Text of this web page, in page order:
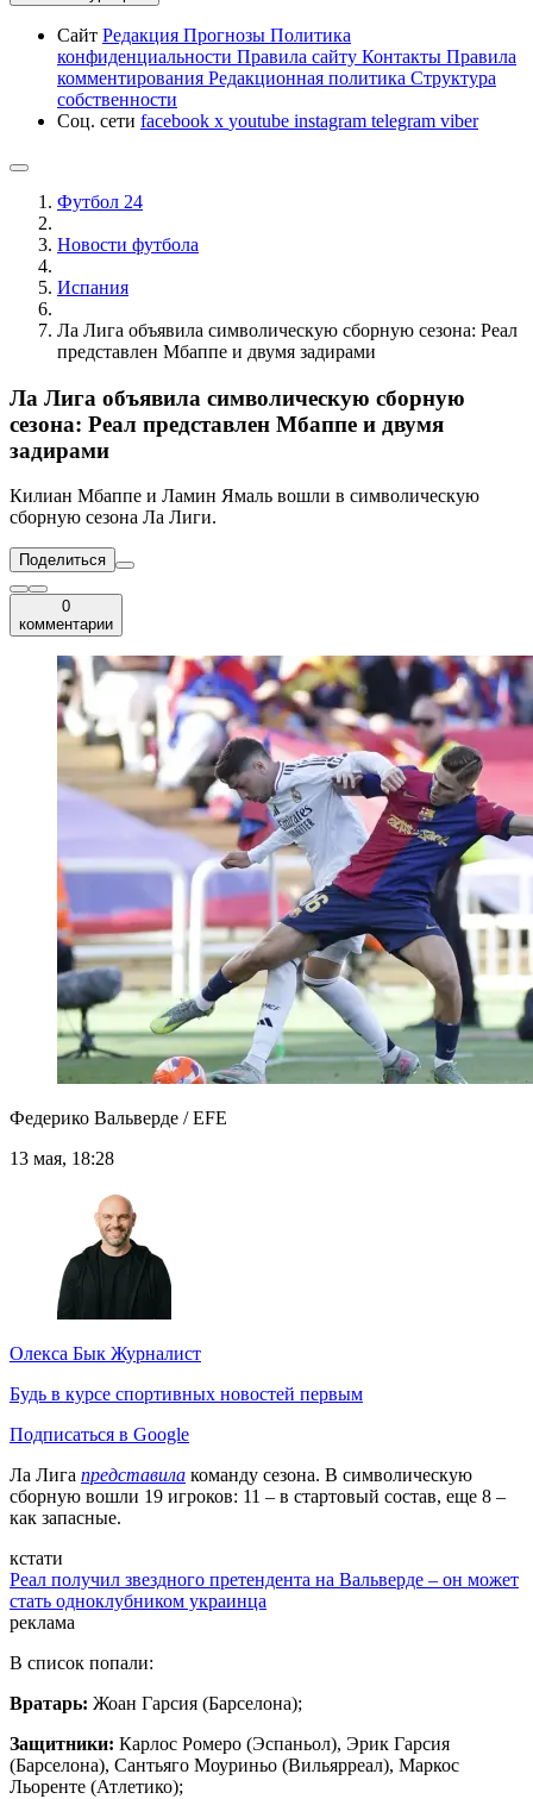
Сайт Редакция Прогнозы Политика
конфиденциальности Правила сайту Контакты Правила
комментирования Редакционная политика Структура
собственности
Соц. сети facebook x youtube instagram telegram viber
Футбол 24
Новости футбола
Испания
Ла Лига объявила символическую сборную сезона: Реал
представлен Мбаппе и двумя задирами
Ла Лига объявила символическую сборную
сезона: Реал представлен Мбаппе и двумя
задирами
Килиан Мбаппе и Ламин Ямаль вошли в символическую
сборную сезона Ла Лиги.
Поделиться
0
комментарии
Федерико Вальверде / EFE
13 мая, 18:28
Олекса Бык Журналист
Будь в курсе спортивных новостей первым
Подписаться в Google
Ла Лига представила команду сезона. В символическую
сборную вошли 19 игроков: 11 – в стартовый состав, еще 8 –
как запасные.
кстати
Реал получил звездного претендента на Вальверде – он может
стать одноклубником украинца
реклама
В список попали:
Вратарь: Жоан Гарсия (Барселона);
Защитники: Карлос Ромеро (Эспаньол), Эрик Гарсия
(Барселона), Сантьяго Моуриньо (Вильярреал), Маркос
Льоренте (Атлетико);